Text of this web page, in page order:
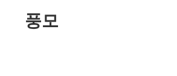
풍모